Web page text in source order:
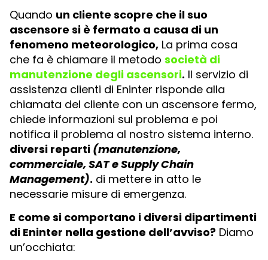
Quando un cliente scopre che il suo
ascensore si è fermato a causa di un
fenomeno meteorologico, La prima cosa
che fa è chiamare il metodo società di
manutenzione degli ascensori. Il servizio di
assistenza clienti di Eninter risponde alla
chiamata del cliente con un ascensore fermo,
chiede informazioni sul problema e poi
notifica il problema al nostro sistema interno.
diversi reparti (manutenzione,
commerciale, SAT e Supply Chain
Management). di mettere in atto le
necessarie misure di emergenza.
E come si comportano i diversi dipartimenti
di Eninter nella gestione dell’avviso? Diamo
un’occhiata: